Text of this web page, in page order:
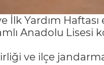
İlk Yardım
Anadolu
ve ilçe